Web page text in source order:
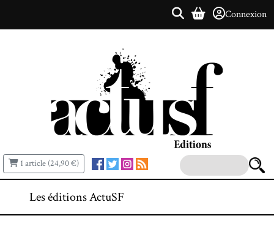
Connexion
1 article (24,90 €)
Les éditions ActuSF